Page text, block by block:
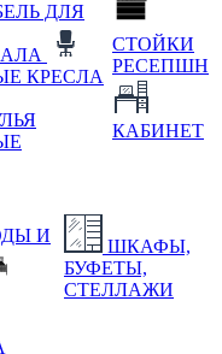
ДЛЯ
КРЕСЛА
СТОЙКИ
РЕСЕПШН
КАБИНЕТ
И
ШКАФЫ,
БУФЕТЫ,
СТЕЛЛАЖИ